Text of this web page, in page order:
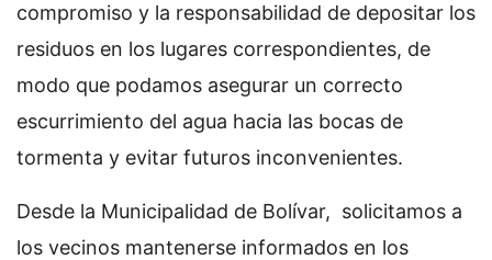
compromiso y la responsabilidad de depositar los
residuos en los lugares correspondientes, de
modo que podamos asegurar un correcto
escurrimiento del agua hacia las bocas de
tormenta y evitar futuros inconvenientes.
Desde la Municipalidad de Bolívar, solicitamos a
los vecinos mantenerse informados en los